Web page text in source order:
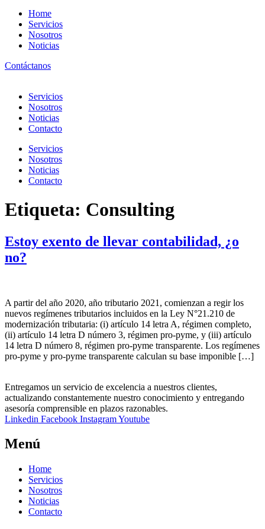
Home
Servicios
Nosotros
Noticias
Contáctanos
Servicios
Nosotros
Noticias
Contacto
Servicios
Nosotros
Noticias
Contacto
Etiqueta: Consulting
Estoy exento de llevar contabilidad, ¿o
no?
A partir del año 2020, año tributario 2021, comienzan a regir los
nuevos regímenes tributarios incluidos en la Ley N°21.210 de
modernización tributaria: (i) artículo 14 letra A, régimen completo,
(ii) artículo 14 letra D número 3, régimen pro-pyme, y (iii) artículo
14 letra D número 8, régimen pro-pyme transparente. Los regímenes
pro-pyme y pro-pyme transparente calculan su base imponible […]
Entregamos un servicio de excelencia a nuestros clientes,
actualizando constantemente nuestro conocimiento y entregando
asesoría comprensible en plazos razonables.
Linkedin Facebook InstagramYoutube
Menú
Home
Servicios
Nosotros
Noticias
Contacto